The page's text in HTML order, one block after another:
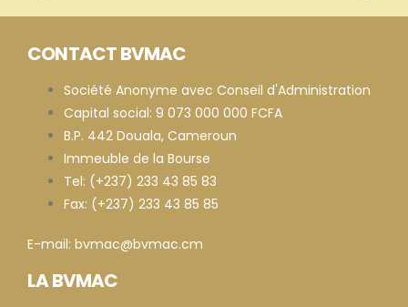
CONTACT BVMAC
Société Anonyme avec Conseil d'Administration
Capital social: 9 073 000 000 FCFA
B.P. 442 Douala, Cameroun
Immeuble de la Bourse
Tel: (+237) 233 43 85 83
Fax: (+237) 233 43 85 85
E-mail: bvmac@bvmac.cm
LA BVMAC